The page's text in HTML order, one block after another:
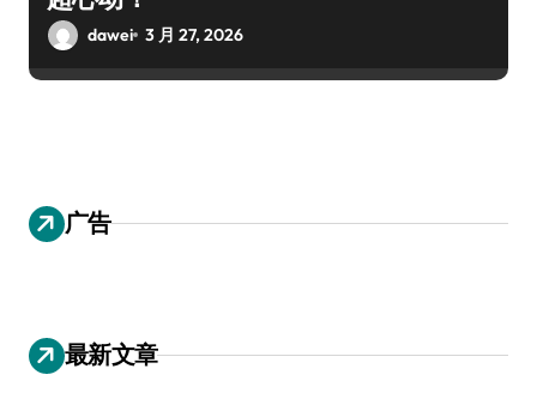
dawei 3 月 27, 2026
广告
最新文章